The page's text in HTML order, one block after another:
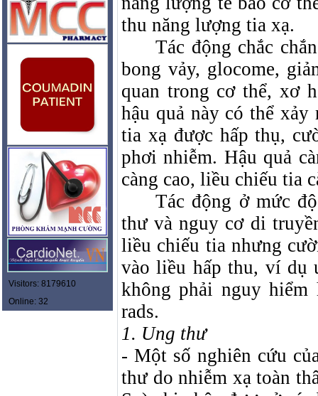
Visitors: 8179610
Online: 32
thu năng lượng tia xạ.
Tác động chắc
bong vảy, glocome,
quan trong cơ thể, xơ
hậu quả này có thể
tia xạ được hấp thụ,
phơi nhiễm. Hậu quả
càng cao, liều chiếu tia
Tác động ở mức
thư và nguy cơ di
liều chiếu tia nhưng
vào liều hấp thu, ví dụ
không phải nguy
rads.
1. Ung thư
- Một số nghiên cứu
thư do nhiễm xạ toàn